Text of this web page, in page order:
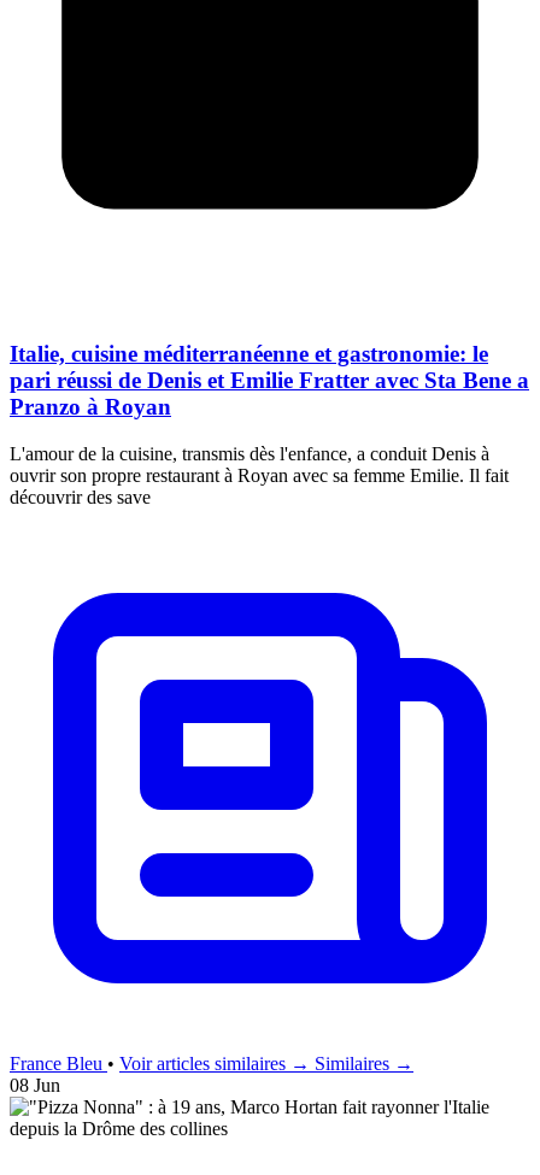
Italie, cuisine méditerranéenne et gastronomie: le
pari réussi de Denis et Emilie Fratter avec Sta Bene a
Pranzo à Royan
L'amour de la cuisine, transmis dès l'enfance, a conduit Denis à
ouvrir son propre restaurant à Royan avec sa femme Emilie. Il fait
découvrir des save
France Bleu • Voir articles similaires → Similaires →
08 Jun